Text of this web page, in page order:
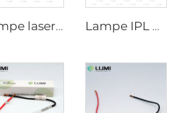
Lampe laser au xénon L2021-7×65×130 mm Lampe IPL P2021-7×65×130 mm